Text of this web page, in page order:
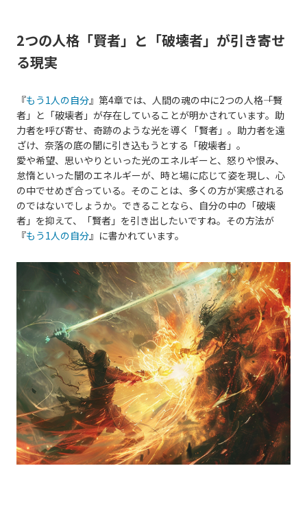
2つの人格「賢者」と「破壊者」が引き寄せ
る現実
『もう1人の自分』第4章では、人間の魂の中に2つの人格――「賢
者」と「破壊者」が存在していることが明かされています。助
力者を呼び寄せ、奇跡のような光を導く「賢者」。助力者を遠
ざけ、奈落の底の闇に引き込もうとする「破壊者」。
愛や希望、思いやりといった光のエネルギーと、怒りや恨み、
怠惰といった闇のエネルギーが、時と場に応じて姿を現し、心
の中でせめぎ合っている。そのことは、多くの方が実感される
のではないでしょうか。できることなら、自分の中の「破壊
者」を抑えて、「賢者」を引き出したいですね。その方法が
『もう1人の自分』に書かれています。